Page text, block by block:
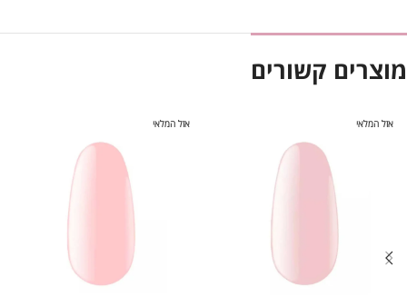
מוצרים קשורים
אזל המלאי אזל המלאי